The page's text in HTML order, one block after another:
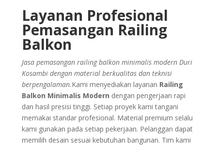
Layanan Profesional
Pemasangan Railing
Balkon
Jasa pemasangan railing balkon minimalis modern Duri
Kosambi dengan material berkualitas dan teknisi
berpengalaman.Kami menyediakan layanan Railing
Balkon Minimalis Modern dengan pengerjaan rapi
dan hasil presisi tinggi. Setiap proyek kami tangani
memakai standar profesional. Material premium selalu
kami gunakan pada setiap pekerjaan. Pelanggan dapat
memilih desain sesuai kebutuhan bangunan. Tim kami